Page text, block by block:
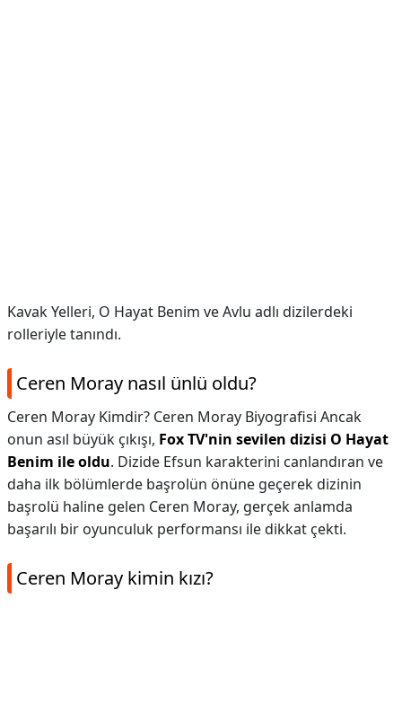
Kavak Yelleri, O Hayat Benim ve Avlu adlı dizilerdeki
rolleriyle tanındı.
Ceren Moray nasıl ünlü oldu?
Ceren Moray Kimdir? Ceren Moray Biyografisi Ancak
onun asıl büyük çıkışı, Fox TV'nin sevilen dizisi O Hayat
Benim ile oldu. Dizide Efsun karakterini canlandıran ve
daha ilk bölümlerde başrolün önüne geçerek dizinin
başrolü haline gelen Ceren Moray, gerçek anlamda
başarılı bir oyunculuk performansı ile dikkat çekti.
Ceren Moray kimin kızı?